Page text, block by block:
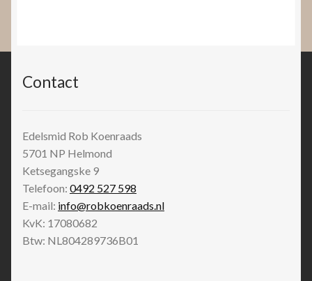
Contact
Edelsmid Rob Koenraads
5701 NP Helmond
Ketsegangske 9
Telefoon: 0492 527 598
E-mail: info@robkoenraads.nl
KvK: 17080682
Btw: NL804289736B01